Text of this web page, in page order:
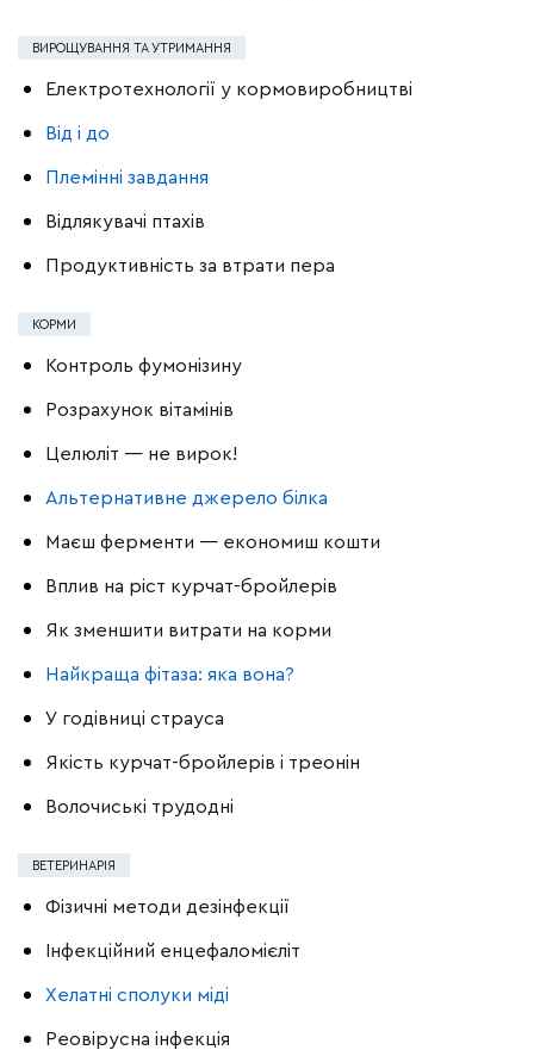
ВИРОЩУВАННЯ ТА УТРИМАННЯ
Електротехнології у кормовиробництві
Від і до
Племінні завдання
Відлякувачі птахів
Продуктивність за втрати пера
КОРМИ
Контроль фумонізину
Розрахунок вітамінів
Целюліт — не вирок!
Альтернативне джерело білка
Маєш ферменти — економиш кошти
Вплив на ріст курчат-бройлерів
Як зменшити витрати на корми
Найкраща фітаза: яка вона?
У годівниці страуса
Якість курчат-бройлерів і треонін
Волочиські трудодні
ВЕТЕРИНАРІЯ
Фізичні методи дезінфекції
Інфекційний енцефаломієліт
Хелатні сполуки міді
Реовірусна інфекція